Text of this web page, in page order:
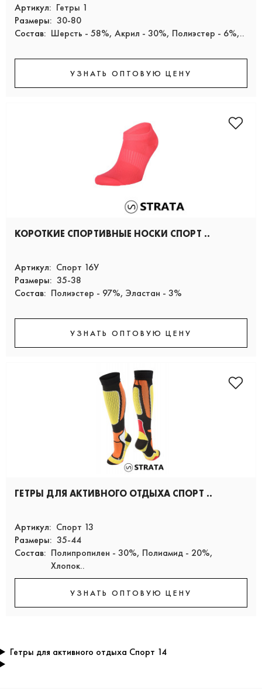
Артикул: Гетры 1
Размеры: 30-80
Состав: Шерсть - 58%, Акрил - 30%, Полиэстер - 6%,..
УЗНАТЬ ОПТОВУЮ ЦЕНУ
КОРОТКИЕ СПОРТИВНЫЕ НОСКИ СПОРТ ..
Артикул: Спорт 16У
Размеры: 35-38
Состав: Полиэстер - 97%, Эластан - 3%
УЗНАТЬ ОПТОВУЮ ЦЕНУ
ГЕТРЫ ДЛЯ АКТИВНОГО ОТДЫХА СПОРТ ..
Артикул: Спорт 13
Размеры: 35-44
Состав: Полипропилен - 30%, Полиамид - 20%,
Хлопок..
УЗНАТЬ ОПТОВУЮ ЦЕНУ
Гетры для активного отдыха Спорт 14